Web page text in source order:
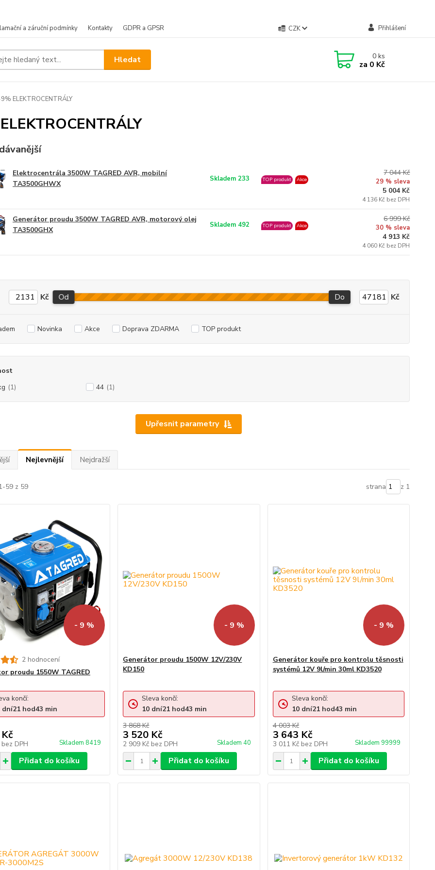
a záruční podmínky Kontakty GDPR a GPSR CZK Přihlášení
Hledat 0ks
za 0 Kč
ELEKTROCENTRÁLY
Elektrocentrála 3500W TAGRED AVR, mobilní
TA3500GHWX
Skladem 233 TOP produkt Akce
7 044 Kč
29 % sleva
5 004 Kč
4 136 Kč bez DPH
Generátor proudu 3500W TAGRED AVR, motorový olej
TA3500GHX
Skladem 492 TOP produkt Akce
6 999 Kč
30 % sleva
4 913 Kč
4 060 Kč bez DPH
Upřesnit parametry
Kč Od Do Kč
Novinka Akce Doprava ZDARMA TOP produkt
(1) 44 (1)
Nejlevnější Nejdražší
59 z 59 strana z 1
- 9 %
2 hodnocení
proudu 1550W TAGRED
bez DPH Skladem 8419
končí:
dní21hod43 min
Přidat do košíku
- 9 %
Generátor proudu 1500W 12V/230V
KD150
3 868 Kč
3 520 Kč
2 909 Kč bez DPH Skladem 40
Sleva končí:
10 dní21 hod43 min
Přidat do košíku
- 9 %
Generátor kouře pro kontrolu těsnosti
systémů 12V 9l/min 30ml KD3520
4 003 Kč
3 643 Kč
3 011 Kč bez DPH Skladem 99999
Sleva končí:
10 dní21hod43 min
Přidat do košíku